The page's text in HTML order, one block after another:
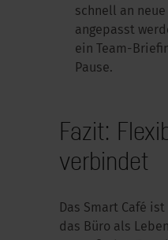
schnell an
angepasst
ein Team-
Pause.
Fazit:
verbindet
Das Smart Café
das Büro als